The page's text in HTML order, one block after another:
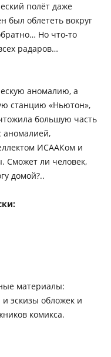
полёт даже
облететь вокруг
Но что-то
радаров…
аномалию, а
станцию «Ньютон»,
большую часть
аномалией,
ИСААКом и
Сможет ли человек,
домой?..
материалы:
эскизы обложек и
комикса.